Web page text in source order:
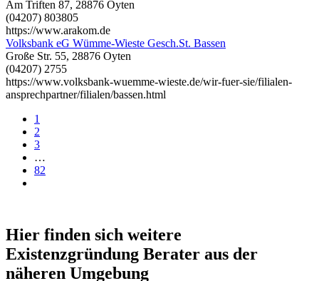
Am Triften 87, 28876 Oyten
(04207) 803805
https://www.arakom.de
Volksbank eG Wümme-Wieste Gesch.St. Bassen
Große Str. 55, 28876 Oyten
(04207) 2755
https://www.volksbank-wuemme-wieste.de/wir-fuer-sie/filialen-
ansprechpartner/filialen/bassen.html
1
2
3
…
82
Hier finden sich weitere
Existenzgründung Berater aus der
näheren Umgebung